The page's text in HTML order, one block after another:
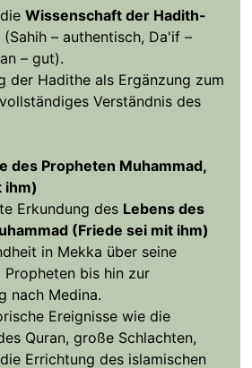
dieWissenschaft der Hadith-
(Sahih – authentisch, Da'if –
– gut).
der Hadithe als Ergänzung zum
Verständnis des
des Propheten Muhammad,
ihm)
Erkundung des Lebens des
(Friede sei mit ihm)
in Mekka über seine
Propheten bis hin zur
nach Medina.
Ereignisse wie die
Quran, große Schlachten,
Errichtung des islamischen